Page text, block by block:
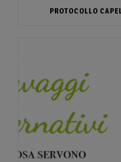
PROTOCOLLO